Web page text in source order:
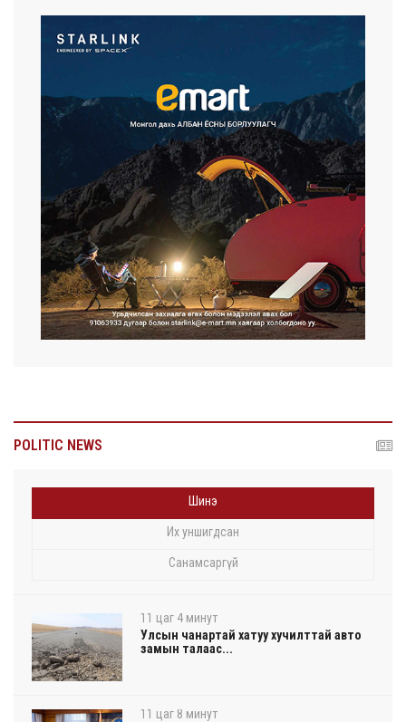
POLITIC NEWS
Шинэ
Их уншигдсан
Санамсаргүй
11 цаг 4 минут
Улсын чанартай хатуу хучилттай авто
замын талаас...
11 цаг 8 минут